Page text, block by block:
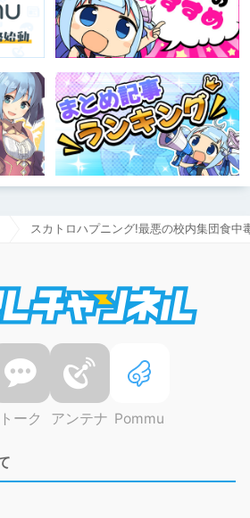
スカトロハプニング!最悪の校内集団食中
トーク アンテナ Pommu